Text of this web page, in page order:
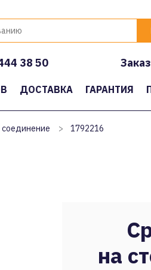
38 50
ДОСТАВКА ГАРАНТИЯ
> 1792216
на